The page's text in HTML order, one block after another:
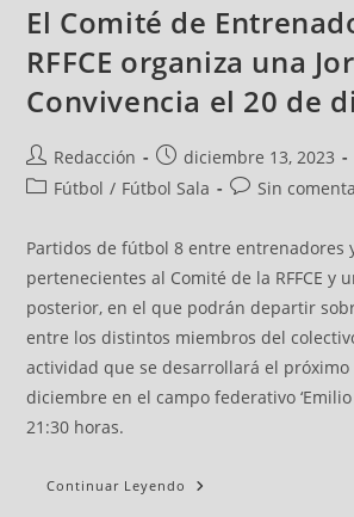
El Comité de
RFFCE organiza una
Convivencia el 20 de
Redacción
diciembre 13, 2023
Fútbol / Fútbol Sala Sin
Partidos de fútbol 8 entre entrenadores
pertenecientes al Comité de la RFFCE y
posterior, en el que podrán departir
entre los distintos miembros del
actividad que se desarrollará el próximo
diciembre en el campo federativo ‘Emilio
21:30 horas.
Continuar Leyendo